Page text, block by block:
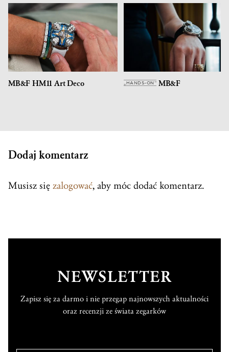
MB&F HM11 Art Deco „HANDS-ON” MB&F
Dodaj komentarz
Musisz się zalogować, aby móc dodać komentarz.
NEWSLETTER
Zapisz się za darmo i nie przegap najnowszych aktualności
oraz recenzji ze świata zegarków